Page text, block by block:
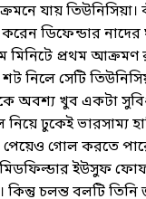
যায় তিউনিসিয়া।
ডিফেন্ডার নাদের
প্রথম আক্রমণ
নিলে সেটি
অবশ্য খুব একটা
ঢুকেই ভারসাম্য
গোল করতে
মিডফিল্ডার ইউসুফ
চলন্ত বলটি তিনি